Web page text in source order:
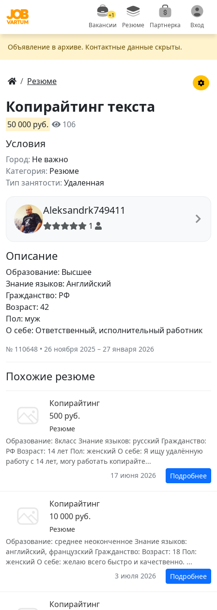
+1
Вакансии Резюме Партнерка Вход
Объявление в apxивe. Контактные данные скрыты.
Резюме
Копирайтинг текста
50 000 руб. 106
Условия
Город: Не важно
Категория: Резюме
Тип занятости: Удаленная
Aleksandrk749411
1
Описание
Образование: Высшее
Знание языков: Английский
Гражданство: РФ
Возраст: 42
Пол: муж
О себе: Ответственный, исполнительный работник
№ 110648 • 26 ноября 2025 – 27 января 2026
Похожие резюме
Копирайтинг
500 руб.
Резюме
Образование: 8класс Знание языков: русский Гражданство:
РФ Возраст: 14 лет Пол: женский О себе: Я ищу удалённую
работу с 14 лет, могу работать копирайте...
17 июня 2026
Подробнее
Копирайтинг
10 000 руб.
Резюме
Образование: среднее неоконченное Знание языков:
английский, французский Гражданство: Возраст: 18 Пол:
женский О себе: желаю всего быстро и качественно. ...
3 июля 2026
Подробнее
Копирайтинг